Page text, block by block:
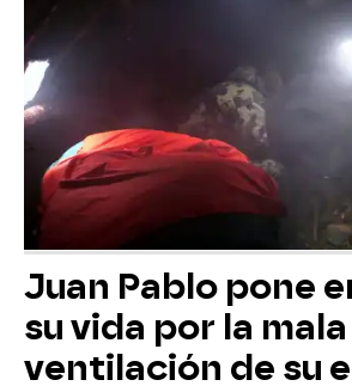
Juan Pablo pone
su vida por la mala
ventilación de su